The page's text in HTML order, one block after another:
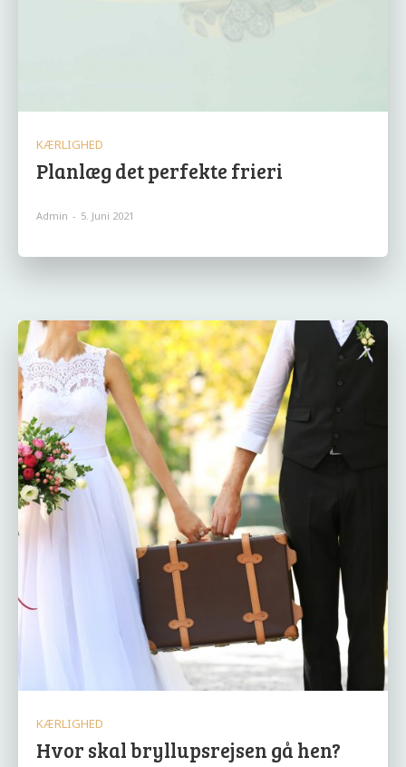
KÆRLIGHED
Planlæg det perfekte frieri
Admin - 5. Juni 2021
KÆRLIGHED
Hvor skal bryllupsrejsen gå hen?